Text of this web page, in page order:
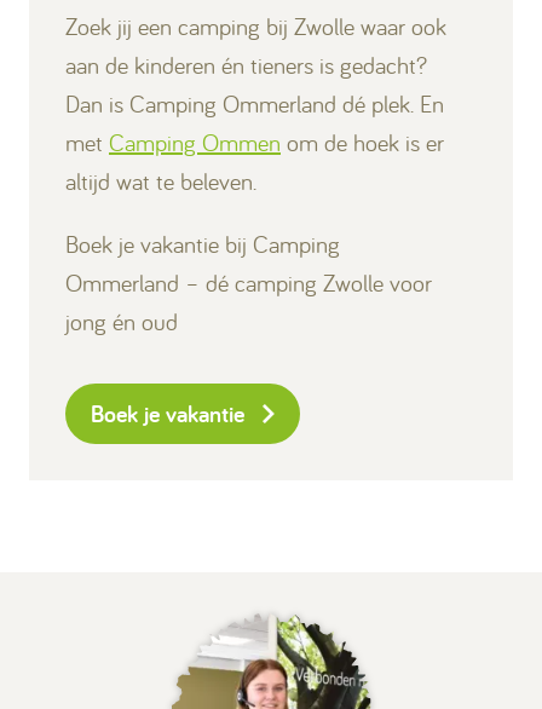
Zoek jij een camping bij Zwolle waar ook
aan de kinderen én tieners is gedacht?
Dan is Camping Ommerland dé plek. En
met Camping Ommen om de hoek is er
altijd wat te beleven.
Boek je vakantie bij Camping
Ommerland – dé camping Zwolle voor
jong én oud
Boek je vakantie